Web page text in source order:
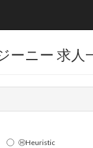
ーニー 求人
ⒽHeuristic